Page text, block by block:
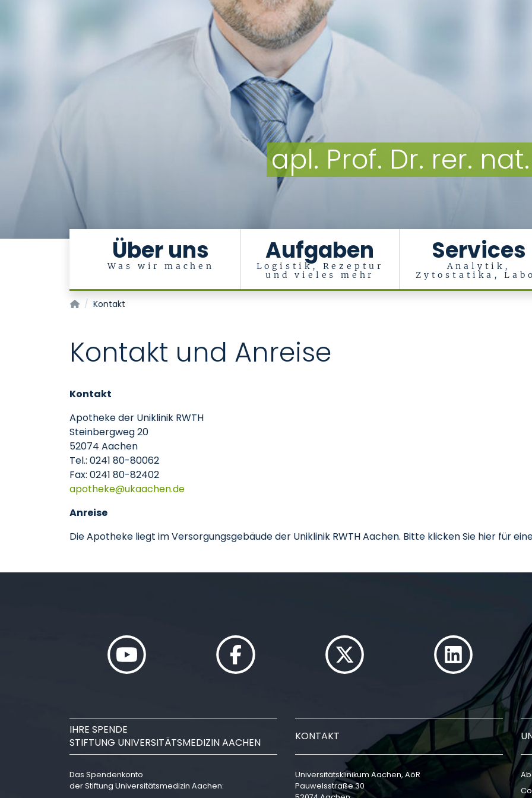
apl. Prof. Dr. rer.
Über uns
Was wir machen
Aufgaben
Logistik, Rezeptur
und vieles mehr
Services
Analytik,
Zytostatika,
Apotheke
Kontakt
Kontakt und Anreise
Kontakt
Apotheke der Uniklinik RWTH
Steinbergweg 20
52074 Aachen
Tel.: 0241 80-80062
Fax: 0241 80-82402
apotheke
ukaachende
Anreise
Die Apotheke liegt im Versorgungsgebäude der Uniklinik RWTH Aachen. Bitte klicken Sie hier für
IHRE SPENDE
STIFTUNG UNIVERSITÄTSMEDIZIN AACHEN
Das Spendenkonto
der Stiftung Universitätsmedizin Aachen:
KONTAKT
Universitätsklinikum Aachen, AöR
Pauwelsstraße 30